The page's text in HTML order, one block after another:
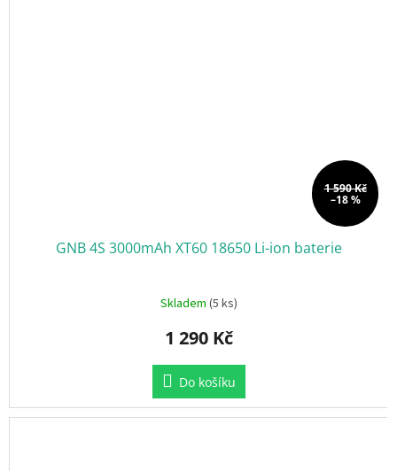
1 590 Kč
–18 %
GNB 4S 3000mAh XT60 18650 Li-ion baterie
Skladem (5 ks)
1 290 Kč
Do košíku